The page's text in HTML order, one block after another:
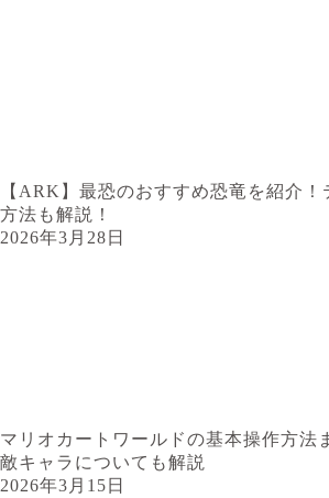
【ARK】最恐のおすすめ恐竜を紹介
方法も解説！
2026年3月28日
マリオカートワールドの基本操作方法
敵キャラについても解説
2026年3月15日